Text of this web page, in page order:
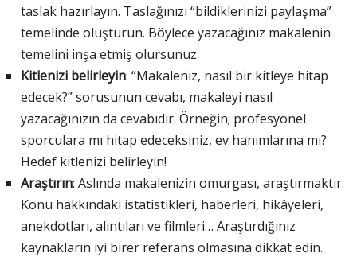
taslak hazırlayın. Taslağınızı “bildiklerinizi paylaşma”
temelinde oluşturun. Böylece yazacağınız makalenin
temelini inşa etmiş olursunuz.
Kitlenizi belirleyin: “Makaleniz, nasıl bir kitleye hitap
edecek?” sorusunun cevabı, makaleyi nasıl
yazacağınızın da cevabıdır. Örneğin; profesyonel
sporculara mı hitap edeceksiniz, ev hanımlarına mı?
Hedef kitlenizi belirleyin!
Araştırın: Aslında makalenizin omurgası, araştırmaktır.
Konu hakkındaki istatistikleri, haberleri, hikâyeleri,
anekdotları, alıntıları ve filmleri… Araştırdığınız
kaynakların iyi birer referans olmasına dikkat edin.